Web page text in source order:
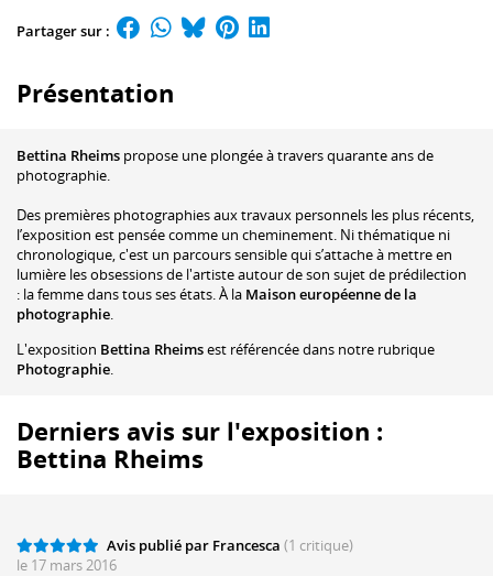
Partager sur :
Présentation
Bettina Rheims propose une plongée à travers quarante ans de
photographie.
Des premières photographies aux travaux personnels les plus récents,
l’exposition est pensée comme un cheminement. Ni thématique ni
chronologique, c'est un parcours sensible qui s’attache à mettre en
lumière les obsessions de l'artiste autour de son sujet de prédilection
: la femme dans tous ses états. À la Maison européenne de la
photographie.
L'exposition Bettina Rheimsest référencée dans notre rubrique
Photographie.
Derniers avis sur l'exposition :
Bettina Rheims
Avis publié par Francesca (1 critique)
le 17 mars 2016